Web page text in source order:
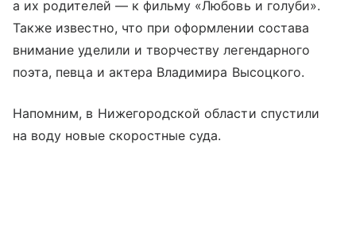
а их родителей — к фильму «Любовь и голуби».
Также известно, что при оформлении состава
внимание уделили и творчеству легендарного
поэта, певца и актера Владимира Высоцкого.
Напомним, в Нижегородской области спустили
на воду новые скоростные суда.